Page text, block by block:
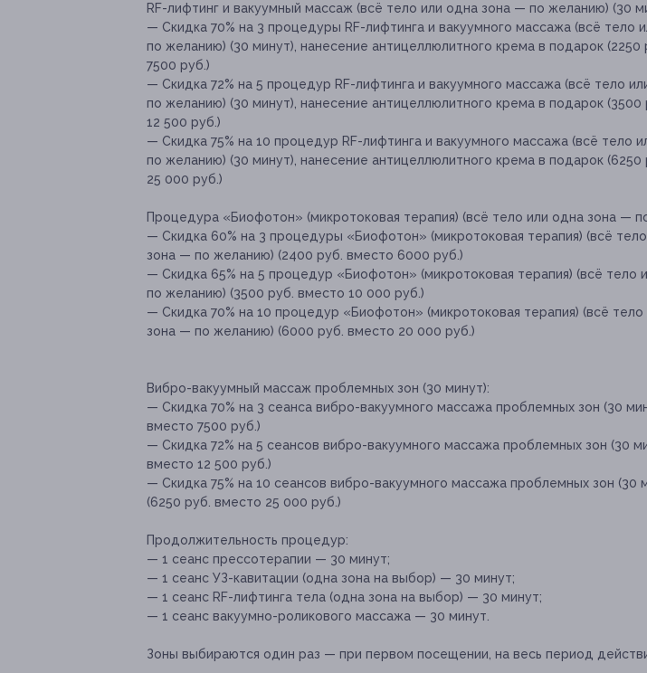
RF-лифтинг и вакуумный массаж (всё тело или одна зона — по желанию) (30
— Скидка 70% на 3 процедуры RF-лифтинга и вакуумного массажа (всё тело
по желанию) (30 минут), нанесение антицеллюлитного крема в подарок (2250
7500 руб.)
— Скидка 72% на 5 процедур RF-лифтинга и вакуумного массажа (всё тело
по желанию) (30 минут), нанесение антицеллюлитного крема в подарок (3500
12 500 руб.)
— Скидка 75% на 10 процедур RF-лифтинга и вакуумного массажа (всё тело
по желанию) (30 минут), нанесение антицеллюлитного крема в подарок (6250
25 000 руб.)
Процедура «Биофотон» (микротоковая терапия) (всё тело или одна зона —
— Скидка 60% на 3 процедуры «Биофотон» (микротоковая терапия) (всё
зона — по желанию) (2400 руб. вместо 6000 руб.)
— Скидка 65% на 5 процедур «Биофотон» (микротоковая терапия) (всё тело
по желанию) (3500 руб. вместо 10 000 руб.)
— Скидка 70% на 10 процедур «Биофотон» (микротоковая терапия) (всё тело
зона — по желанию) (6000 руб. вместо 20 000 руб.)
Вибро-вакуумный массаж проблемных зон (30 минут):
— Скидка 70% на 3 сеанса вибро-вакуумного массажа проблемных зон (30
вместо 7500 руб.)
— Скидка 72% на 5 сеансов вибро-вакуумного массажа проблемных зон (30
вместо 12 500 руб.)
— Скидка 75% на 10 сеансов вибро-вакуумного массажа проблемных зон (30
(6250 руб. вместо 25 000 руб.)
Продолжительность процедур:
— 1 сеанс прессотерапии — 30 минут;
— 1 сеанс УЗ-кавитации (одна зона на выбор) — 30 минут;
— 1 сеанс RF-лифтинга тела (одна зона на выбор) — 30 минут;
— 1 сеанс вакуумно-роликового массажа — 30 минут.
Зоны выбираются один раз — при первом посещении, на весь период